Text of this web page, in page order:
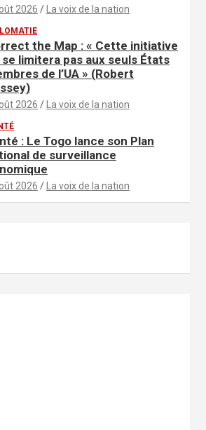
2026 La voix de la nation
the Map : « Cette initiative
se limitera pas aux seuls États
de l’UA » (Robert
2026 La voix de la nation
: Le Togo lance son Plan
de surveillance
2026 La voix de la nation